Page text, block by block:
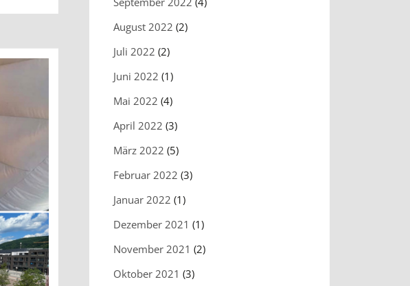
August 2022 (2)
Juli 2022 (2)
Juni 2022 (1)
Mai 2022 (4)
April 2022 (3)
März 2022 (5)
Februar 2022 (3)
Januar 2022 (1)
Dezember 2021 (1)
November 2021 (2)
Oktober 2021 (3)